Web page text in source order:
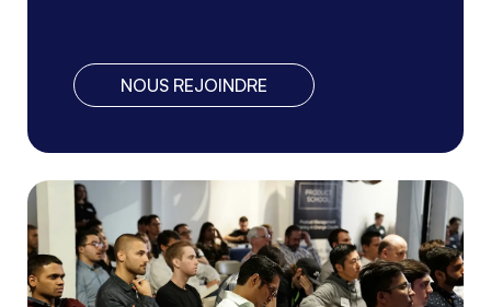
NOUS REJOINDRE